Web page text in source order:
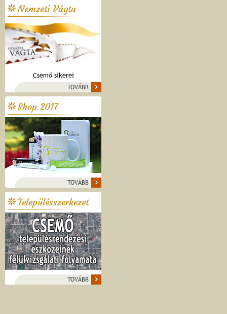
Nemzeti Vágta
Csemő sikerei
TOVÁBB
Shop 2017
TOVÁBB
Településszerkezet
TOVÁBB